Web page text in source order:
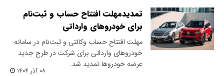
تمدیدمهلت افتتاح حساب و ثبت‌نام
برای خودروهای وارداتی
مهلت افتتاح حساب وکالتی و ثبت‌نام در سامانه
خودروهای وارداتی برای شرکت در طرح جدید
عرضه خودروها تمدید شد.
۰۸ آذر ۱۴۰۴